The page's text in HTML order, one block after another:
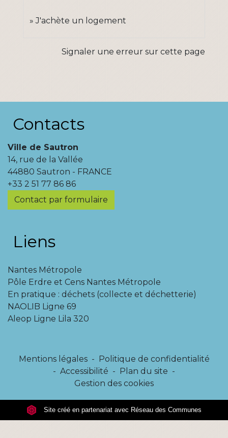
J'achète un logement
Signaler une erreur sur cette page
Contacts
Ville de Sautron
14, rue de la Vallée
44880 Sautron - FRANCE
+33 2 51 77 86 86
Contact par formulaire
Liens
Nantes Métropole
Pôle Erdre et Cens Nantes Métropole
En pratique : déchets (collecte et déchetterie)
NAOLIB Ligne 69
Aleop Ligne Lila 320
Mentions légales - Politique de confidentialité
- Accessibilité - Plan du site -
Gestion des cookies
Site créé en partenariat avec Réseau des Communes